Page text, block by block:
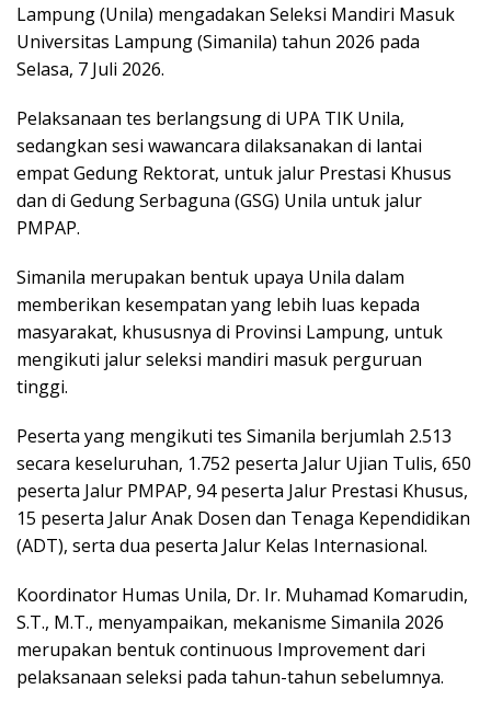
Lampung (Unila) mengadakan Seleksi Mandiri Masuk
Universitas Lampung (Simanila) tahun 2026 pada
Selasa, 7 Juli 2026.
Pelaksanaan tes berlangsung di UPA TIK Unila,
sedangkan sesi wawancara dilaksanakan di lantai
empat Gedung Rektorat, untuk jalur Prestasi Khusus
dan di Gedung Serbaguna (GSG) Unila untuk jalur
PMPAP.
Simanila merupakan bentuk upaya Unila dalam
memberikan kesempatan yang lebih luas kepada
masyarakat, khususnya di Provinsi Lampung, untuk
mengikuti jalur seleksi mandiri masuk perguruan
tinggi.
Peserta yang mengikuti tes Simanila berjumlah 2.513
secara keseluruhan, 1.752 peserta Jalur Ujian Tulis, 650
peserta Jalur PMPAP, 94 peserta Jalur Prestasi Khusus,
15 peserta Jalur Anak Dosen dan Tenaga Kependidikan
(ADT), serta dua peserta Jalur Kelas Internasional.
Koordinator Humas Unila, Dr. Ir. Muhamad Komarudin,
S.T., M.T., menyampaikan, mekanisme Simanila 2026
merupakan bentuk continuous Improvement dari
pelaksanaan seleksi pada tahun-tahun sebelumnya.